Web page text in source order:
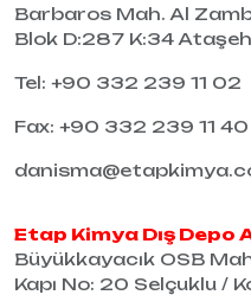
Barbaros Mah. Al
Blok D:287 K:34
Tel: +90 332 239 11 02
Fax: +90 332 239 11 40
Etap Kimya Dış Depo
Büyükkayacık OSB
Kapı No: 20 Selçuklu /